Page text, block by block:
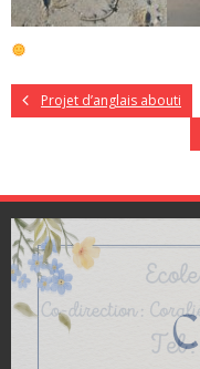
Projet d’anglais abouti